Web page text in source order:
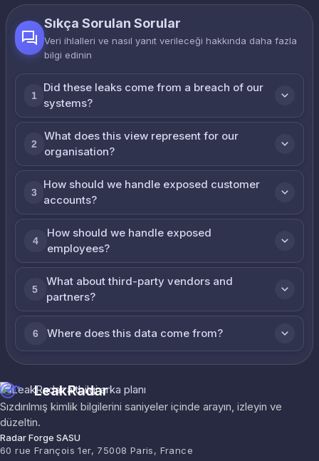
Sıkça Sorulan Sorular
Veri ihlalleri ve nasıl yanıt verileceği hakkında daha fazla
bilgi edinin
1
Did these leaks come from a breach of our
systems?
2
What does this view represent for our
organisation?
3
How should we handle exposed customer
accounts?
4
How should we handle exposed
employees?
5
What about third-party vendors and
partners?
6 Where does this data come from?
LeakRadar
Sızdırılmış kimlik bilgilerini saniyeler içinde arayın, izleyin ve
düzeltin.
Radar Forge SASU
60 rue François 1er, 75008 Paris, France